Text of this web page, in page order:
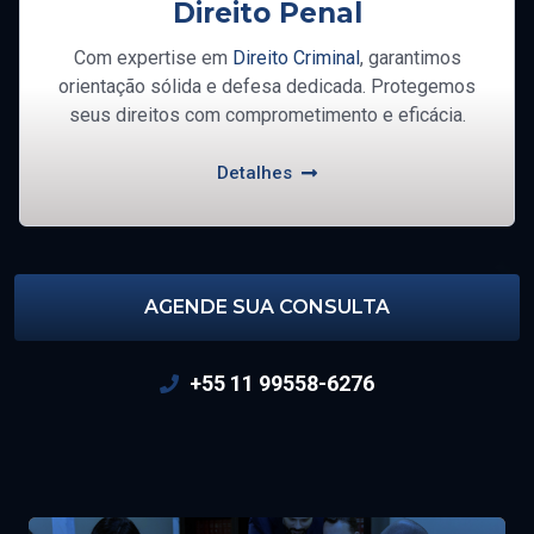
Direito Penal
Com expertise em Direito Criminal , garantimos
orientação sólida e defesa dedicada. Protegemos
seus direitos com comprometimento e eficácia.
Detalhes
AGENDE SUA CONSULTA
+55 11 99558-6276